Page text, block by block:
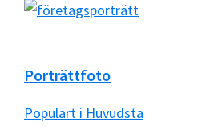
Porträttfoto
Populärt i Huvudsta